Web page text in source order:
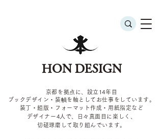
HON DESIGN
京都を拠点に、設立14年目
ブックデザイン・装幀を軸としてお仕事をしています。
装丁・組版・フォーマット作成・用紙指定など
デザイナー4 人で、日々真面目に楽しく、
切磋琢磨して取り組んでいます。